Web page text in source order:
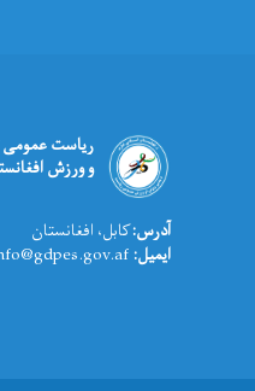
ریاست عمومی
و ورزش
آدرس:کابل، افغانستان
ایمیل: